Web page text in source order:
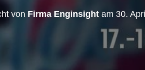
von Firma Enginsightam 30.